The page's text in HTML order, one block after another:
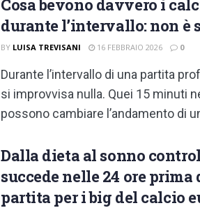
Cosa bevono davvero i
durante l’intervallo: non è
BY LUISA TREVISANI 16 FEBBRAIO 2026 0
Durante l’intervallo di una partita
si improvvisa nulla. Quei 15 minuti
possono cambiare l’andamento di
Dalla dieta al sonno
succede nelle 24 ore prima
partita per i big del calcio